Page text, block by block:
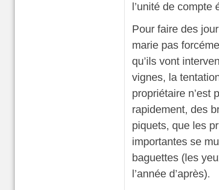
l’unité de
Pour faire des
marie pas
qu’ils vont
vignes, la
propriétaire n’est
rapidement, des
piquets, que les
importantes se
baguettes (les
l’année d’après).